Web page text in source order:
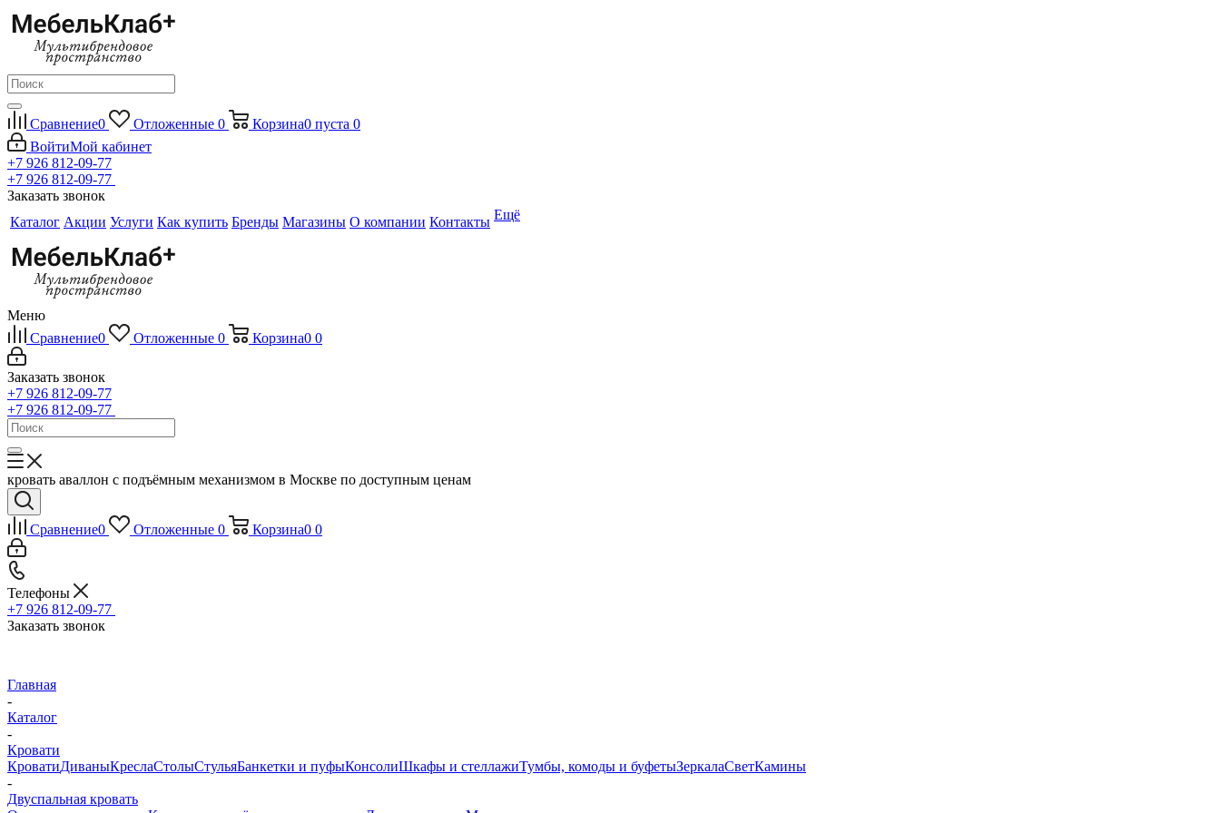
Сравнение0 Отложенные 0 Корзина0 пуста 0
ВойтиМой кабинет
+7 926 812-09-77
+7 926 812-09-77
Заказать звонок
Каталог Акции Услуги Как купить Бренды Магазины О компании Контакты Ещё
Меню
Сравнение0 Отложенные 0 Корзина0 0
Заказать звонок
+7 926 812-09-77
+7 926 812-09-77
кровать аваллон с подъёмным механизмом в Москве по доступным ценам
Сравнение0 Отложенные 0 Корзина0 0
Телефоны
+7 926 812-09-77
Заказать звонок
Главная
-
Каталог
-
Кровати
КроватиДиваныКреслаСтолыСтульяБанкетки и пуфыКонсолиШкафы и стеллажиТумбы, комоды и буфетыЗеркалаСветКамины
-
Двуспальная кровать